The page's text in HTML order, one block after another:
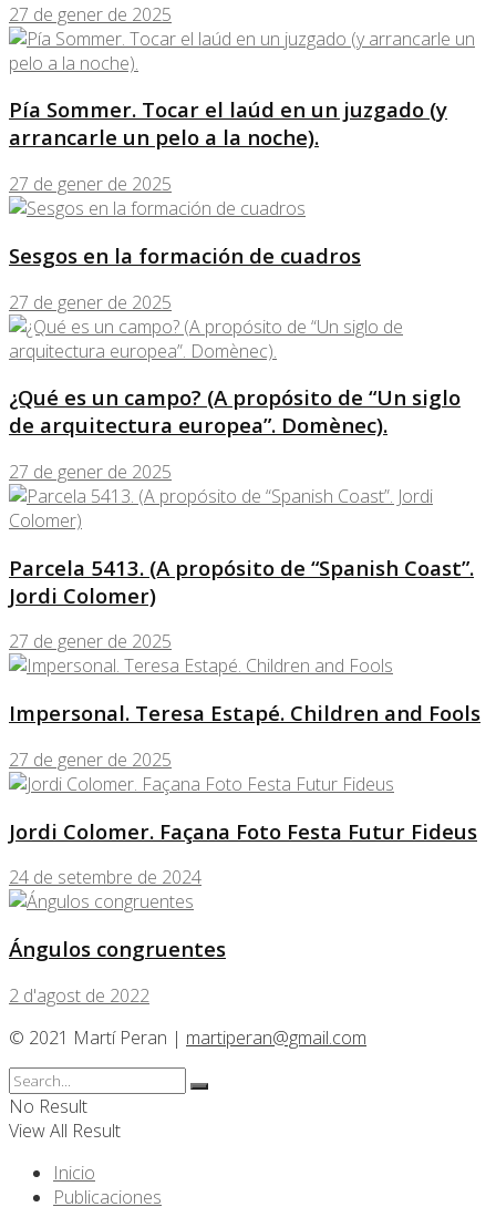
27 de gener de 2025
Pía Sommer. Tocar el laúd en un juzgado (y
arrancarle un pelo a la noche).
27 de gener de 2025
Sesgos en la formación de cuadros
27 de gener de 2025
¿Qué es un campo? (A propósito de “Un siglo
de arquitectura europea”. Domènec).
27 de gener de 2025
Parcela 5413. (A propósito de “Spanish Coast”.
Jordi Colomer)
27 de gener de 2025
Impersonal. Teresa Estapé. Children and Fools
27 de gener de 2025
Jordi Colomer. Façana Foto Festa Futur Fideus
24 de setembre de 2024
Ángulos congruentes
2 d'agost de 2022
© 2021 Martí Peran | martiperan@gmail.com
No Result
View All Result
Inicio
Publicaciones